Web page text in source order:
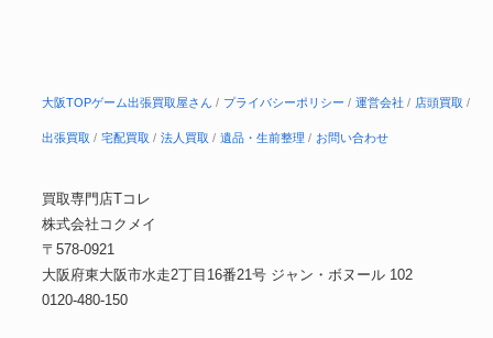
大阪TOPゲーム出張買取屋さん プライバシーポリシー 運営会社 店頭買取
出張買取 宅配買取 法人買取 遺品・生前整理 お問い合わせ
買取専門店Tコレ
株式会社コクメイ
〒578-0921
大阪府東大阪市水走2丁目16番21号 ジャン・ボヌール 102
0120-480-150